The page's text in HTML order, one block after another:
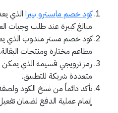
كود خصم مايسترو بيتزا الذي
مبالغ كبيرة عند طلب وجبات
كود خصم مستر مندوب الذي
مطاعم مختارة ومنتجات البقالة.
رمز ترويجي قسيمة الذي
متعددة شريكة للتطبيق.
تأكد دائماً من نسخ الكود
إتمام عملية الدفع لضمان